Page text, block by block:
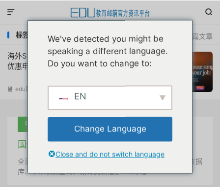


共 1 篇文章
标签：suno ai education
海外Suno音乐Ai生成器学生半价计划教育
优惠申请注册教程
 edu国外优惠 阅读(2661)
吐血推荐
国外学术美国 edu教育邮箱
全网唯一首发、自定义用户名、终身使用、学术文献数据
库、学术状态查询、教育优惠指定edu邮箱
We've detected you might be
speaking a different language.
Do you want to change to:
EN
Change Language
Close and do not switch language